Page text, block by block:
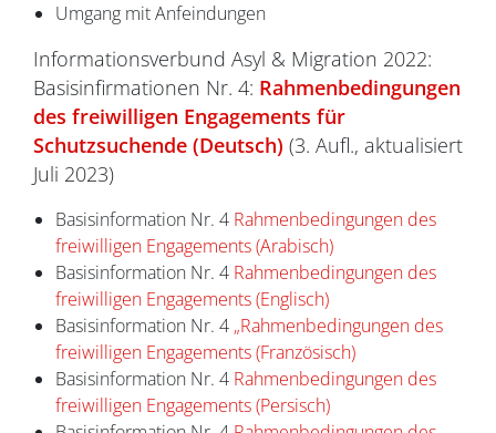
Umgang mit Anfeindungen
Informationsverbund Asyl & Migration 2022:
Basisinfirmationen Nr. 4: Rahmenbedingungen
des freiwilligen Engagements für
Schutzsuchende (Deutsch) (3. Aufl., aktualisiert
Juli 2023)
Basisinformation Nr. 4 Rahmenbedingungen des
freiwilligen Engagements (Arabisch)
Basisinformation Nr. 4 Rahmenbedingungen des
freiwilligen Engagements (Englisch)
Basisinformation Nr. 4 „Rahmenbedingungen des
freiwilligen Engagements (Französisch)
Basisinformation Nr. 4 Rahmenbedingungen des
freiwilligen Engagements (Persisch)